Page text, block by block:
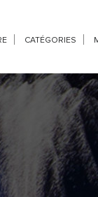
CATÉGORIES